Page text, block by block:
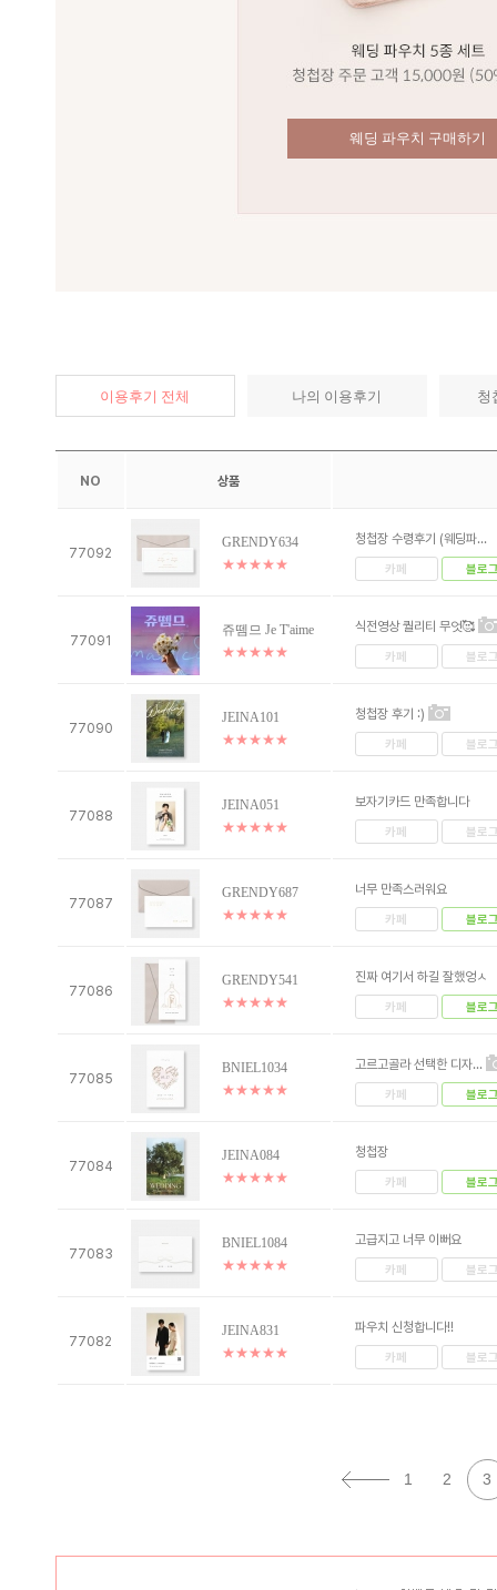
웨딩 파우치 구매하기
이용후기 전체 나의 이용후기 청
NO 상품
77092
GRENDY634
★★★★★
청첩장 수령후기 (웨딩파...
카페 블로
77091
쥬뗌므 Je T'aime
★★★★★
식전영상 퀄리티 무엇🥰
카페 블로
77090
JEINA101
★★★★★
청첩장 후기 :)
카페 블로
77088
JEINA051
★★★★★
보자기카드 만족합니다
카페 블로
77087
GRENDY687
★★★★★
너무 만족스러워요
카페 블로
77086
GRENDY541
★★★★★
진짜 여기서 하길 잘했엉ㅅ
카페 블로
77085
BNIEL1034
★★★★★
고르고골라 선택한 디자...
카페 블로
77084
JEINA084
★★★★★
청첩장
카페 블로
77083
BNIEL1084
★★★★★
고급지고 너무 이뻐요
카페 블로
77082
JEINA831
★★★★★
파우치 신청합니다!!
카페 블로
1 2 3